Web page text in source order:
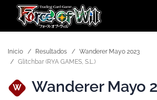
Inicio Resultados
Wanderer Mayo 2023
Glitchbar (RYA GAMES, S.L.)
W
Wanderer Mayo